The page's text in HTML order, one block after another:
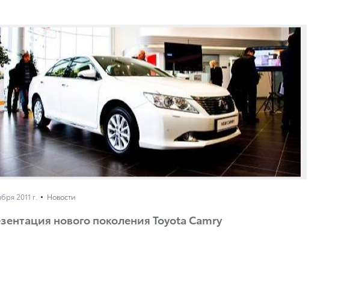
2011 г. Новости
нового поколения Toyota Camry